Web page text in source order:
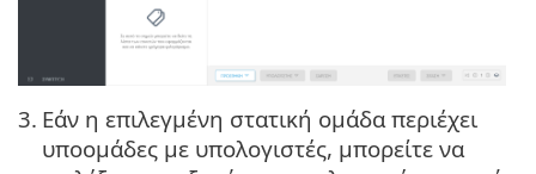
3. Εάν η επιλεγμένη στατική ομάδα περιέχει
υποομάδες με υπολογιστές, μπορείτε να